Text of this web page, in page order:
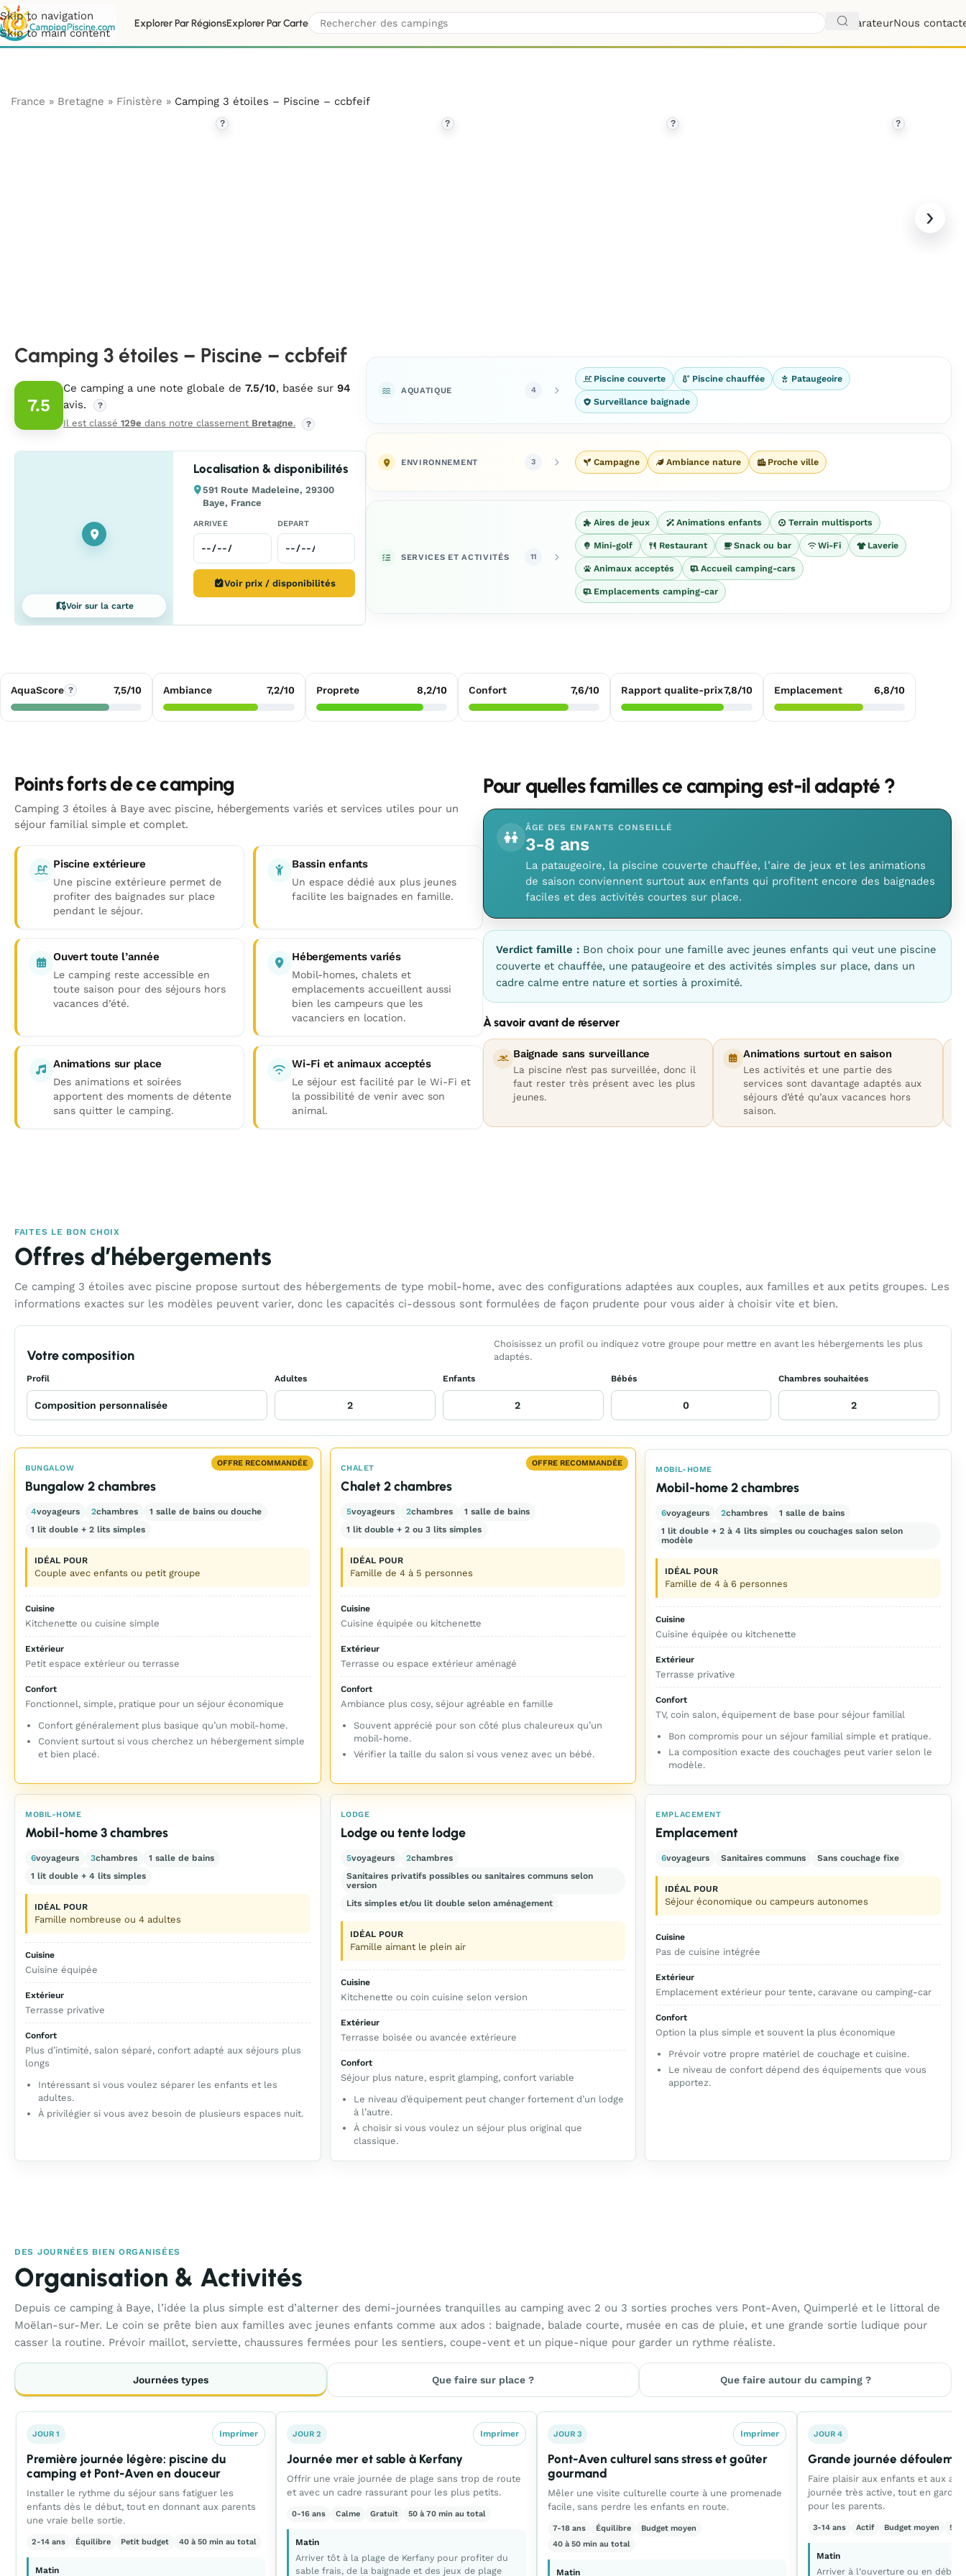
Skip to navigation
Skip to main content
Explorer Par RégionsExplorer Par Carte ComparateurNous
France » Bretagne » Finistère » Camping 3 étoiles – Piscine – ccbfeif
? ? ? ?
Camping 3 étoiles – Piscine – ccbfeif
7.5
Ce camping a une note globale de 7.5/10, basée sur 94
avis.
?
Il est classé 129e dans notre classement Bretagne. ?
Voir sur la carte
Localisation & disponibilités
591 Route Madeleine, 29300
Baye, France
ARRIVEE DEPART
Voir prix / disponibilités
AQUATIQUE 4
Piscine couverte Piscine chauffée Pataugeoire
Surveillance baignade
ENVIRONNEMENT 3 Campagne Ambiance nature Proche ville
SERVICES ET ACTIVITÉS 11
Aires de jeux Animations enfants Terrain multisports
Mini-golf Restaurant Snack ou bar Wi-Fi Laverie
Animaux acceptés Accueil camping-cars
Emplacements camping-car
AquaScore ? 7,5/10 Ambiance 7,2/10 Proprete 8,2/10 Confort 7,6/10 Rapport qualite-prix7,8/10 Emplacement 6,8/10
Points forts de ce camping
Camping 3 étoiles à Baye avec piscine, hébergements variés et services utiles pour un
séjour familial simple et complet.
Piscine extérieure
Une piscine extérieure permet de
profiter des baignades sur place
pendant le séjour.
Bassin enfants
Un espace dédié aux plus jeunes
facilite les baignades en famille.
Ouvert toute l’année
Le camping reste accessible en
toute saison pour des séjours hors
vacances d’été.
Hébergements variés
Mobil-homes, chalets et
emplacements accueillent aussi
bien les campeurs que les
vacanciers en location.
Animations sur place
Des animations et soirées
apportent des moments de détente
sans quitter le camping.
Wi-Fi et animaux acceptés
Le séjour est facilité par le Wi-Fi et
la possibilité de venir avec son
animal.
Pour quelles familles ce camping est-il adapté ?
ÂGE DES ENFANTS CONSEILLÉ
3-8 ans
La pataugeoire, la piscine couverte chauffée, l’aire de jeux et les animations
de saison conviennent surtout aux enfants qui profitent encore des baignades
faciles et des activités courtes sur place.
Verdict famille : Bon choix pour une famille avec jeunes enfants qui veut une piscine
couverte et chauffée, une pataugeoire et des activités simples sur place, dans un
cadre calme entre nature et sorties à proximité.
À savoir avant de réserver
Baignade sans surveillance
La piscine n’est pas surveillée, donc il
faut rester très présent avec les plus
jeunes.
Animations surtout en saison
Les activités et une partie des
services sont davantage adaptés aux
séjours d’été qu’aux vacances hors
saison.
FAITES LE BON CHOIX
Offres d’hébergements
Ce camping 3 étoiles avec piscine propose surtout des hébergements de type mobil-home, avec des configurations adaptées aux couples, aux familles et aux petits groupes. Les
informations exactes sur les modèles peuvent varier, donc les capacités ci-dessous sont formulées de façon prudente pour vous aider à choisir vite et bien.
Votre composition
Choisissez un profil ou indiquez votre groupe pour mettre en avant les hébergements les plus
adaptés.
Profil Adultes Enfants Bébés Chambres souhaitées
MOBIL-HOME
Mobil-home 2 chambres
6voyageurs 2chambres
1 salle de bains
1 lit double + 2 à 4 lits simples ou couchages salon selon
modèle
IDÉAL POUR
Famille de 4 à 6 personnes
Cuisine
Cuisine équipée ou kitchenette
Extérieur
Terrasse privative
Confort
TV, coin salon, équipement de base pour séjour familial
Bon compromis pour un séjour familial simple et pratique.
La composition exacte des couchages peut varier selon le
modèle.
MOBIL-HOME
Mobil-home 3 chambres
6voyageurs 3chambres
1 salle de bains
1 lit double + 4 lits simples
IDÉAL POUR
Famille nombreuse ou 4 adultes
Cuisine
Cuisine équipée
Extérieur
Terrasse privative
Confort
Plus d’intimité, salon séparé, confort adapté aux séjours plus
longs
Intéressant si vous voulez séparer les enfants et les
adultes.
À privilégier si vous avez besoin de plusieurs espaces nuit.
OFFRE RECOMMANDÉE
CHALET
Chalet 2 chambres
5voyageurs 2chambres
1 salle de bains
1 lit double + 2 ou 3 lits simples
IDÉAL POUR
Famille de 4 à 5 personnes
Cuisine
Cuisine équipée ou kitchenette
Extérieur
Terrasse ou espace extérieur aménagé
Confort
Ambiance plus cosy, séjour agréable en famille
Souvent apprécié pour son côté plus chaleureux qu’un
mobil-home.
Vérifier la taille du salon si vous venez avec un bébé.
OFFRE RECOMMANDÉE
BUNGALOW
Bungalow 2 chambres
4voyageurs 2chambres
1 salle de bains ou douche
1 lit double + 2 lits simples
IDÉAL POUR
Couple avec enfants ou petit groupe
Cuisine
Kitchenette ou cuisine simple
Extérieur
Petit espace extérieur ou terrasse
Confort
Fonctionnel, simple, pratique pour un séjour économique
Confort généralement plus basique qu’un mobil-home.
Convient surtout si vous cherchez un hébergement simple
et bien placé.
LODGE
Lodge ou tente lodge
5voyageurs 2chambres
Sanitaires privatifs possibles ou sanitaires communs selon
version
Lits simples et/ou lit double selon aménagement
IDÉAL POUR
Famille aimant le plein air
Cuisine
Kitchenette ou coin cuisine selon version
Extérieur
Terrasse boisée ou avancée extérieure
Confort
Séjour plus nature, esprit glamping, confort variable
Le niveau d’équipement peut changer fortement d’un lodge
à l’autre.
À choisir si vous voulez un séjour plus original que
classique.
EMPLACEMENT
Emplacement
6voyageurs Sanitaires communs Sans couchage fixe
IDÉAL POUR
Séjour économique ou campeurs autonomes
Cuisine
Pas de cuisine intégrée
Extérieur
Emplacement extérieur pour tente, caravane ou camping-car
Confort
Option la plus simple et souvent la plus économique
Prévoir votre propre matériel de couchage et cuisine.
Le niveau de confort dépend des équipements que vous
apportez.
DES JOURNÉES BIEN ORGANISÉES
Organisation & Activités
Depuis ce camping à Baye, l’idée la plus simple est d’alterner des demi-journées tranquilles au camping avec 2 ou 3 sorties proches vers Pont-Aven, Quimperlé et le littoral de
Moëlan-sur-Mer. Le coin se prête bien aux familles avec jeunes enfants comme aux ados : baignade, balade courte, musée en cas de pluie, et une grande sortie ludique pour
casser la routine. Prévoir maillot, serviette, chaussures fermées pour les sentiers, coupe-vent et un pique-nique pour garder un rythme réaliste.
Journées types Que faire sur place ? Que faire autour du camping ?
JOUR 1 Imprimer
Première journée légère: piscine du
camping et Pont-Aven en douceur
Installer le rythme du séjour sans fatiguer les
enfants dès le début, tout en donnant aux parents
une vraie belle sortie.
2-14 ans Équilibre Petit budget 40 à 50 min au total
Matin
JOUR 2 Imprimer
Journée mer et sable à Kerfany
Offrir une vraie journée de plage sans trop de route
et avec un cadre rassurant pour les plus petits.
0-16 ans Calme Gratuit 50 à 70 min au total
Matin
Arriver tôt à la plage de Kerfany pour profiter du
sable frais, de la baignade et des jeux de plage
JOUR 3 Imprimer
Pont-Aven culturel sans stress et goûter
gourmand
Mêler une visite culturelle courte à une promenade
facile, sans perdre les enfants en route.
7-18 ans Équilibre
Budget moyen
40 à 50 min au total
Matin
JOUR 4
Grande journée
Faire plaisir aux enfants et aux
journée très active, tout en
pour les parents.
3-14 ans Actif Budget moyen 50
Matin
Arriver à l’ouverture ou en début